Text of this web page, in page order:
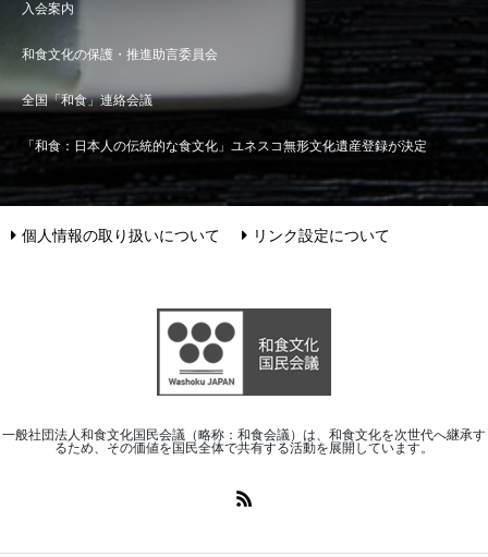
入会案内
和食文化の保護・推進助言委員会
全国「和食」連絡会議
「和食：日本人の伝統的な食文化」ユネスコ無形文化遺産登録が決定
個人情報の取り扱いについて リンク設定について
一般社団法人和食文化国民会議（略称：和食会議）は、和食文化を次世代へ継承す
るため、その価値を国民全体で共有する活動を展開しています。